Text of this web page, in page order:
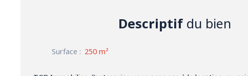
Descriptifdu bien
Surface : 250 m²